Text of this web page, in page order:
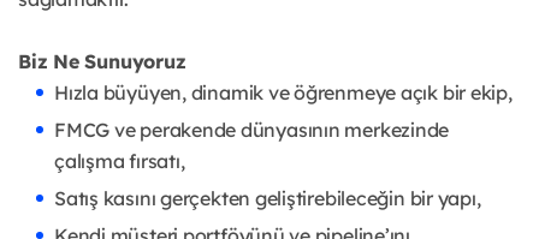
Biz Ne Sunuyoruz
Hızla büyüyen, dinamik ve öğrenmeye açık bir ekip,
FMCG ve perakende dünyasının merkezinde
çalışma fırsatı,
Satış kasını gerçekten geliştirebileceğin bir yapı,